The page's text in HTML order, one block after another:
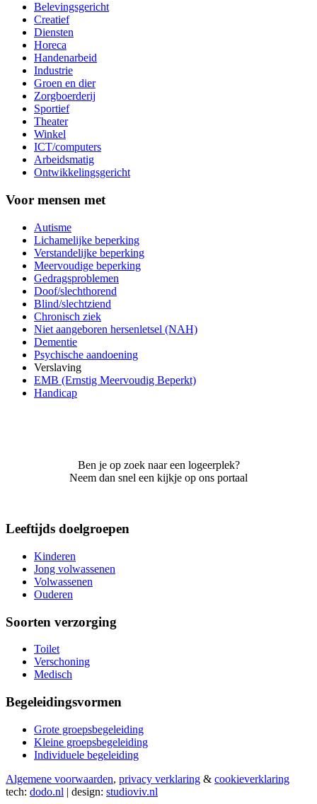
Belevingsgericht
Creatief
Diensten
Horeca
Handenarbeid
Industrie
Groen en dier
Zorgboerderij
Sportief
Theater
Winkel
ICT/computers
Arbeidsmatig
Ontwikkelingsgericht
Voor mensen met
Autisme
Lichamelijke beperking
Verstandelijke beperking
Meervoudige beperking
Gedragsproblemen
Doof/slechthorend
Blind/slechtziend
Chronisch ziek
Niet aangeboren hersenletsel (NAH)
Dementie
Psychische aandoening
Verslaving
EMB (Ernstig Meervoudig Beperkt)
Handicap
Ben je op zoek naar een logeerplek?
Neem dan snel een kijkje op ons portaal
Leeftijds doelgroepen
Kinderen
Jong volwassenen
Volwassenen
Ouderen
Soorten verzorging
Toilet
Verschoning
Medisch
Begeleidingsvormen
Grote groepsbegeleiding
Kleine groepsbegeleiding
Individuele begeleiding
Algemene voorwaarden, privacy verklaring & cookieverklaring
tech: dodo.nl | design: studioviv.nl